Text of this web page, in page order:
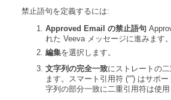
禁止語句を定義するには:
Approved Email の禁止語句
れた Veeva メッセージに進みます。
編集を選択します。
文字列の完全一致にストレートの
ます。スマート引用符 (“”) はサポ
字列の部分一致に二重引用符は使用